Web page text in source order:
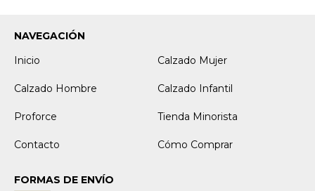
NAVEGACIÓN
Inicio
Calzado Mujer
Calzado Hombre Calzado Infantil
Proforce Tienda Minorista
Contacto Cómo Comprar
FORMAS DE ENVÍO